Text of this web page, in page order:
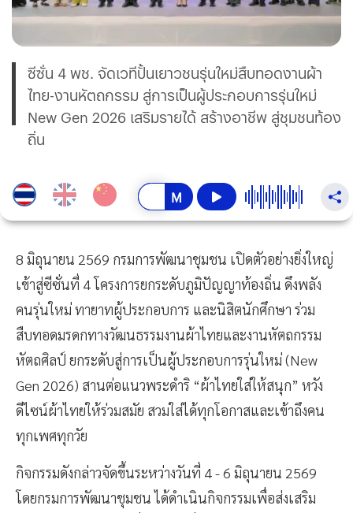
ซีซั่น 4 พช. จัดเวทีปั้นเยาวชนรุ่นใหม่สืบทอดงานผ้า
ไทย-งานหัตถกรรม สู่การเป็นผู้ประกอบการรุ่นใหม่
New Gen 2026 เสริมรายได้ สร้างอาชีพ สู่ชุมชนท้อง
ถิ่น
8 มิถุนายน 2569 กรมการพัฒนาชุมชน เปิดตัวอย่างยิ่งใหญ่
เข้าสู่ซีซั่นที่ 4 โครงการยกระดับภูมิปัญญาท้องถิ่น ดึงพลัง
คนรุ่นใหม่ ทายาทผู้ประกอบการ และนิสิตนักศึกษา ร่วม
สืบทอดมรดกทางวัฒนธรรมงานผ้าไทยและงานหัตถกรรม
หัตถศิลป์ ยกระดับสู่การเป็นผู้ประกอบการรุ่นใหม่ (New
Gen 2026) สานต่อแนวพระดำริ “ผ้าไทยใส่ให้สนุก” หวัง
ดีไซน์ผ้าไทยให้ร่วมสมัย สวมใส่ได้ทุกโอกาสและเข้าถึงคน
ทุกเพศทุกวัย
กิจกรรมดังกล่าวจัดขึ้นระหว่างวันที่ 4 - 6 มิถุนายน 2569
โดยกรมการพัฒนาชุมชน ได้ดำเนินกิจกรรมเพื่อส่งเสริม